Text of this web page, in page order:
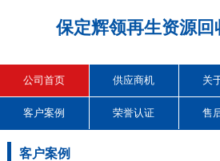
保定辉领再生资源回
公司首页 供应商机 关
客户案例 荣誉认证 售
客户案例